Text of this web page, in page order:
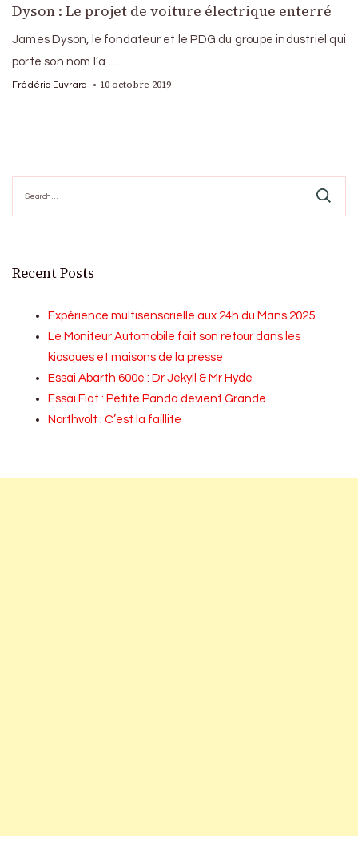
Dyson : Le projet de voiture électrique enterré
James Dyson, le fondateur et le PDG du groupe industriel qui
porte son nom l’a …
Frédéric Euvrard 10 octobre 2019
for:
Recent Posts
Expérience multisensorielle aux 24h du Mans 2025
Le Moniteur Automobile fait son retour dans les
kiosques et maisons de la presse
Essai Abarth 600e : Dr Jekyll & Mr Hyde
Essai Fiat : Petite Panda devient Grande
Northvolt : C’est la faillite